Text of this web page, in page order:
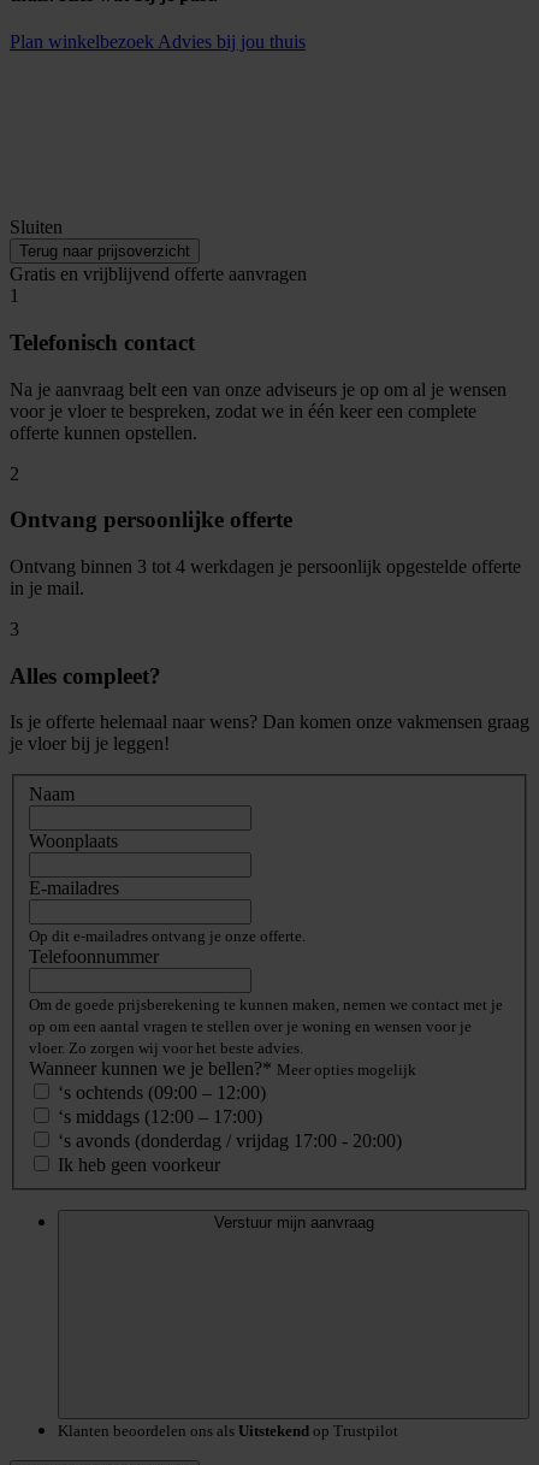
Plan winkelbezoek Advies bij jou thuis
Sluiten
Terug naar prijsoverzicht
Gratis en vrijblijvend offerte aanvragen
1
Telefonisch contact
Na je aanvraag belt een van onze adviseurs je op om al je wensen
voor je vloer te bespreken, zodat we in één keer een complete
offerte kunnen opstellen.
2
Ontvang persoonlijke offerte
Ontvang binnen 3 tot 4 werkdagen je persoonlijk opgestelde offerte
in je mail.
3
Alles compleet?
Is je offerte helemaal naar wens? Dan komen onze vakmensen graag
je vloer bij je leggen!
Naam
Woonplaats
E-mailadres
Op dit e-mailadres ontvang je onze offerte.
Telefoonnummer
Om de goede prijsberekening te kunnen maken, nemen we contact met je
op om een aantal vragen te stellen over je woning en wensen voor je
vloer. Zo zorgen wij voor het beste advies.
Wanneer kunnen we je bellen?* Meer opties mogelijk
‘s ochtends (09:00 – 12:00)
‘s middags (12:00 – 17:00)
‘s avonds (donderdag / vrijdag 17:00 - 20:00)
Ik heb geen voorkeur
Verstuur mijn aanvraag
Klanten beoordelen ons als Uitstekend op Trustpilot